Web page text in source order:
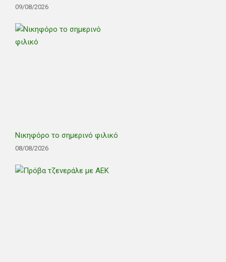
09/08/2026
Νικηφόρο το σημερινό φιλικό
08/08/2026